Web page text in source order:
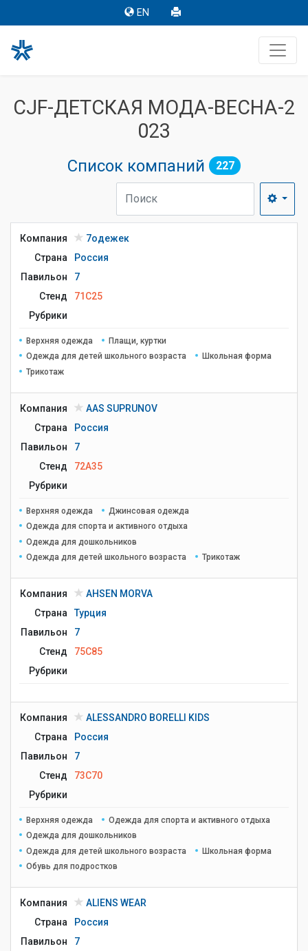
EN
CJF-ДЕТСКАЯ МОДА-ВЕСНА-2
023
Список компаний 227
Компания
7одежек
Страна
Россия
Павильон
7
Стенд
71C25
Рубрики
Верхняя одежда
Плащи, куртки
Одежда для детей школьного возраста
Школьная форма
Трикотаж
Компания
AAS SUPRUNOV
Страна
Россия
Павильон
7
Стенд
72A35
Рубрики
Верхняя одежда
Джинсовая одежда
Одежда для спорта и активного отдыха
Одежда для дошкольников
Одежда для детей школьного возраста
Трикотаж
Компания
AHSEN MORVA
Страна
Турция
Павильон
7
Стенд
75C85
Рубрики
Компания
ALESSANDRO BORELLI KIDS
Страна
Россия
Павильон
7
Стенд
73C70
Рубрики
Верхняя одежда
Одежда для спорта и активного отдыха
Одежда для дошкольников
Одежда для детей школьного возраста
Школьная форма
Обувь для подростков
Компания
ALIENS WEAR
Страна
Россия
Павильон
7